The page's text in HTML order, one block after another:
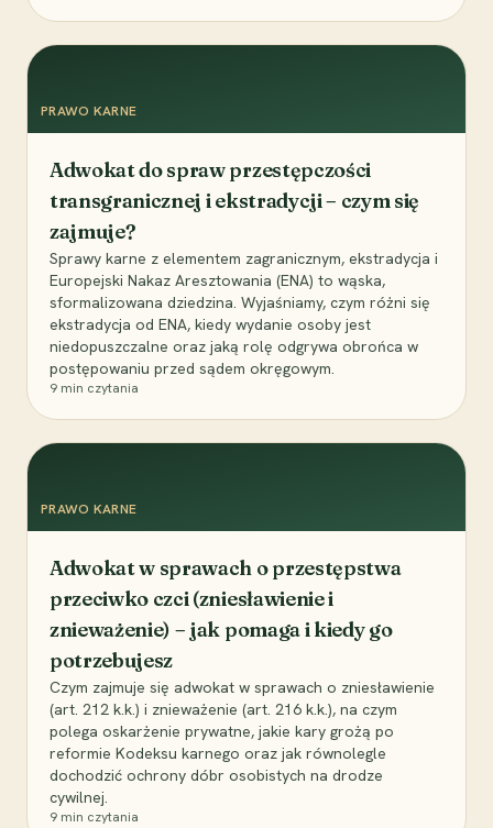
PRAWO KARNE
Adwokat do spraw przestępczości
transgranicznej i ekstradycji – czym się
zajmuje?
Sprawy karne z elementem zagranicznym, ekstradycja i
Europejski Nakaz Aresztowania (ENA) to wąska,
sformalizowana dziedzina. Wyjaśniamy, czym różni się
ekstradycja od ENA, kiedy wydanie osoby jest
niedopuszczalne oraz jaką rolę odgrywa obrońca w
postępowaniu przed sądem okręgowym.
9 min czytania
PRAWO KARNE
Adwokat w sprawach o przestępstwa
przeciwko czci (zniesławienie i
znieważenie) – jak pomaga i kiedy go
potrzebujesz
Czym zajmuje się adwokat w sprawach o zniesławienie
(art. 212 k.k.) i znieważenie (art. 216 k.k.), na czym
polega oskarżenie prywatne, jakie kary grożą po
reformie Kodeksu karnego oraz jak równolegle
dochodzić ochrony dóbr osobistych na drodze
cywilnej.
9 min czytania